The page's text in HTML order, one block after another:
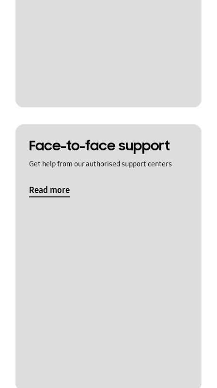
Face-to-face support
Get help from our authorised support centers
Read more